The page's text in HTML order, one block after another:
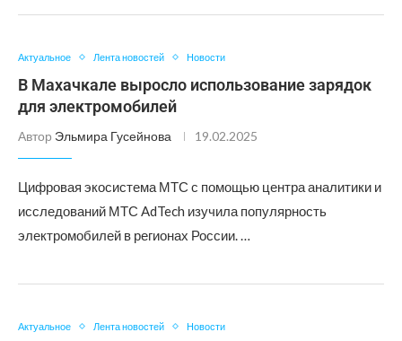
Актуальное Лента новостей Новости
В Махачкале выросло использование зарядок
для электромобилей
Автор Эльмира Гусейнова 19.02.2025
Цифровая экосистема МТС с помощью центра аналитики и
исследований МТС AdTech изучила популярность
электромобилей в регионах России. …
Актуальное Лента новостей Новости